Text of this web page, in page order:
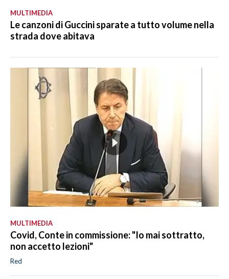
MULTIMEDIA
Le canzoni di Guccini sparate a tutto volume nella
strada dove abitava
MULTIMEDIA
Covid, Conte in commissione: "Io mai sottratto,
non accetto lezioni"
Red